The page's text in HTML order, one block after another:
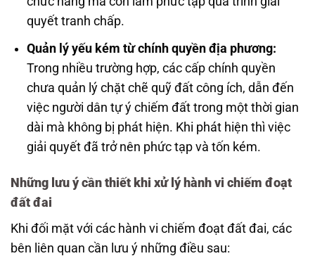
quyết tranh chấp.
Quản lý yếu kém từ chính quyền địa phương:
Trong nhiều trường hợp, các cấp chính quyền
chưa quản lý chặt chẽ quỹ đất công ích, dẫn đến
việc người dân tự ý chiếm đất trong một thời gian
dài mà không bị phát hiện. Khi phát hiện thì việc
giải quyết đã trở nên phức tạp và tốn kém.
Những lưu ý cần thiết khi xử lý hành vi chiếm đoạt
đất đai
Khi đối mặt với các hành vi chiếm đoạt đất đai, các
bên liên quan cần lưu ý những điều sau: